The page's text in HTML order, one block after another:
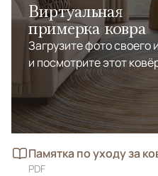
Виртуальная
примерка ковра
Загрузите фото своего
и посмотрите этот
Памятка по уходу за
PDF